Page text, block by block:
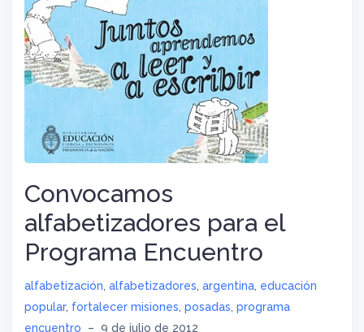
Convocamos
alfabetizadores para el
Programa Encuentro
alfabetización, alfabetizadores, argentina, educación
popular, fortalecer misiones, posadas, programa
encuentro
– 9 de julio de 2012